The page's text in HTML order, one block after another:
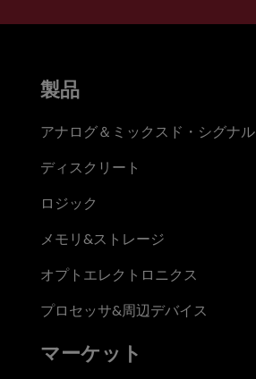
製品
アナログ＆ミックスド・シグナル
ディスクリート
ロジック
メモリ&ストレージ
オプトエレクトロニクス
プロセッサ&周辺デバイス
マーケット